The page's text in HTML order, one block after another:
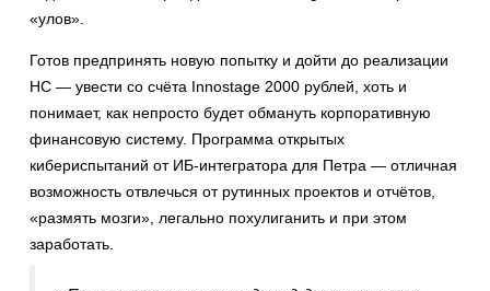
«улов».
Готов предпринять новую попытку и дойти до реализации
НС — увести со счёта Innostage 2000 рублей, хоть и
понимает, как непросто будет обмануть корпоративную
финансовую систему. Программа открытых
кибериспытаний от ИБ-интегратора для Петра — отличная
возможность отвлечься от рутинных проектов и отчётов,
«размять мозги», легально похулиганить и при этом
заработать.